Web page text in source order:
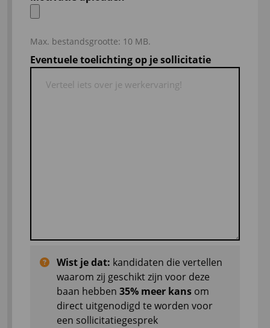
Max. bestandsgrootte: 10 MB.
Eventuele toelichting op je sollicitatie
Wist je dat: kandidaten die vertellen
waarom zij geschikt zijn voor deze
baan hebben 35% meer kans om
direct uitgenodigd te worden voor
een sollicitatiegesprek